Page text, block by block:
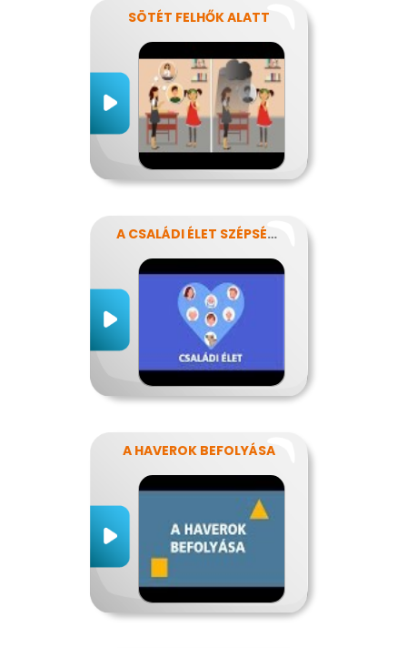
SÖTÉT FELHŐK ALATT
A CSALÁDI ÉLET SZÉPSÉGEI ÉS NEHÉZSÉGEI
A HAVEROK BEFOLYÁSA